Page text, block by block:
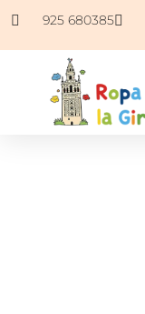
925 680385